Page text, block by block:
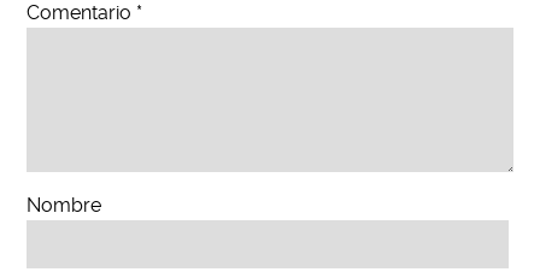
Comentario *
Nombre